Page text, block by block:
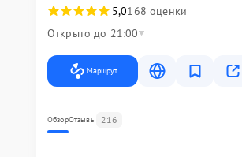
5,0168 оценки
Открыто до 21:00
Маршрут
ОбзорОтзывы 216